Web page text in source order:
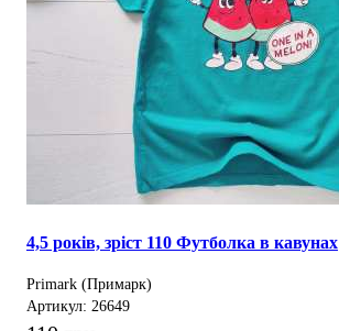
4,5 років, зріст 110 Футболка в кавунах
Primark (Примарк)
Артикул: 26649